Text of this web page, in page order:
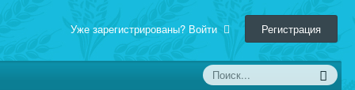
Уже зарегистрированы? Войти Регистрация